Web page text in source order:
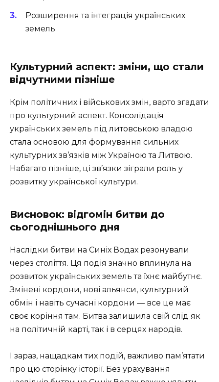
Розширення та інтеграція українських
земель
Культурний аспект: зміни, що стали
відчутними пізніше
Крім політичних і військових змін, варто згадати
про культурний аспект. Консолідація
українських земель під литовською владою
стала основою для формування сильних
культурних зв’язків між Україною та Литвою.
Набагато пізніше, ці зв’язки зіграли роль у
розвитку української культури.
Висновок: відгомін битви до
сьогоднішнього дня
Наслідки битви на Синіх Водах резонували
через століття. Ця подія значно вплинула на
розвиток українських земель та їхнє майбутнє.
Змінені кордони, нові альянси, культурний
обмін і навіть сучасні кордони — все це має
своє коріння там. Битва залишила свій слід як
на політичній карті, так і в серцях народів.
І зараз, нащадкам тих подій, важливо пам’ятати
про цю сторінку історії. Без урахування